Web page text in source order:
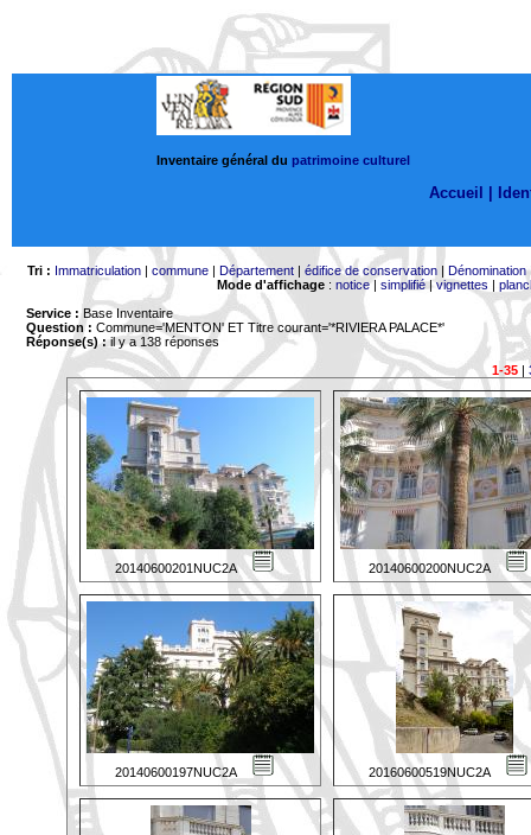
Inventaire général du patrimoine culturel
Accueil |
Tri : Immatriculation| commune| Département| édifice de conservation| Dénomination
Mode d'affichage: notice| simplifié|vignettes |
Service : Base Inventaire
Question : Commune='MENTON' ET Titre courant='*RIVIERA PALACE*'
Réponse(s) :il y a 138 réponses
1-35|
20140600201NUC2A 20140600200NUC2A
20140600197NUC2A 20160600519NUC2A